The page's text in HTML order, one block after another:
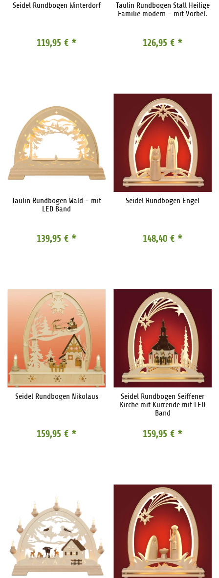
Seidel Rundbogen Winterdorf
119,95 € *
Taulin Rundbogen Stall Heilige
Familie modern - mit Vorbel.
126,95 € *
Taulin Rundbogen Wald - mit
LED Band
139,95 € *
Seidel Rundbogen Engel
148,40 € *
Seidel Rundbogen Nikolaus
159,95 € *
Seidel Rundbogen Seiffener
Kirche mit Kurrende mit LED
Band
159,95 € *